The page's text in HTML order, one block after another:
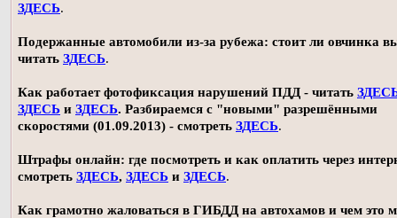
ЗДЕСЬ.
Подержанные автомобили из-за рубежа: стоит ли овчинка
читать ЗДЕСЬ.
Как работает фотофиксация нарушений ПДД - читать
ЗДЕСЬ и ЗДЕСЬ. Разбираемся с "новыми" разрешёнными
скоростями (01.09.2013) - смотреть ЗДЕСЬ.
Штрафы онлайн: где посмотреть и как оплатить через
смотреть ЗДЕСЬ, ЗДЕСЬ и ЗДЕСЬ.
Как грамотно жаловаться в ГИБДД на автохамов и чем это